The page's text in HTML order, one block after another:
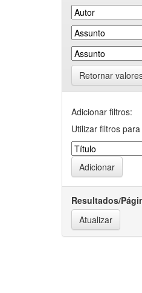
Retornar
Adicionar filtros:
Utilizar filtros
Resultados/